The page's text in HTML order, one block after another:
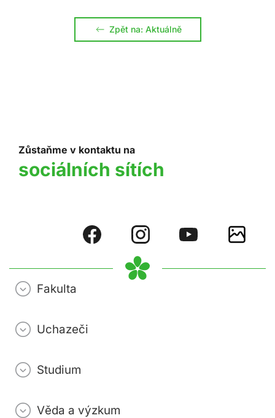
Zpět na: Aktuálně
Zůstaňme v kontaktu na
sociálních sítích
Fakulta
Uchazeči
Studium
Věda a výzkum